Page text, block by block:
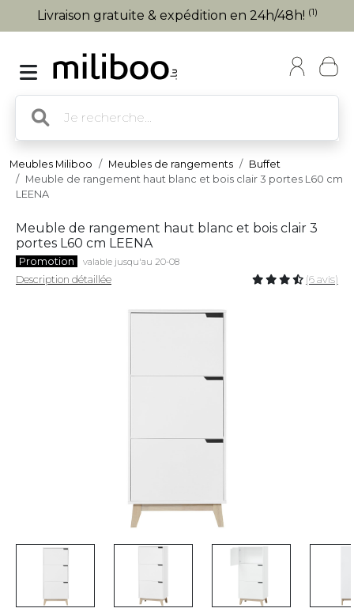
Livraison gratuite & expédition en 24h/48h! (1)
Meubles Miliboo Meubles de rangements
Buffet
Meuble de rangement haut blanc et bois clair 3 portes L60 cm
LEENA
Meuble de rangement haut blanc et bois clair 3
portes L60 cm LEENA
Promotion valable jusqu'au 20-08
Description détaillée (6 avis)